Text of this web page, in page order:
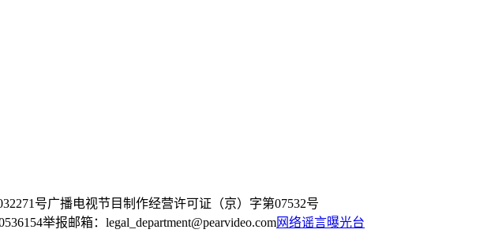
号广播电视节目制作经营许可证（京）字第07532号
举报邮箱：legal_department@pearvideo.com网络谣言曝光台